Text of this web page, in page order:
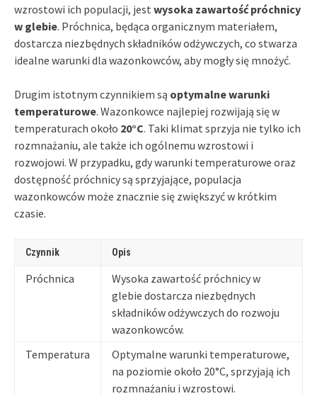
wzrostowi ich populacji, jest wysoka zawartość próchnicy
w glebie. Próchnica, będąca organicznym materiałem,
dostarcza niezbędnych składników odżywczych, co stwarza
idealne warunki dla wazonkowców, aby mogły się mnożyć.
Drugim istotnym czynnikiem są optymalne warunki
temperaturowe. Wazonkowce najlepiej rozwijają się w
temperaturach około 20°C. Taki klimat sprzyja nie tylko ich
rozmnażaniu, ale także ich ogólnemu wzrostowi i
rozwojowi. W przypadku, gdy warunki temperaturowe oraz
dostępność próchnicy są sprzyjające, populacja
wazonkowców może znacznie się zwiększyć w krótkim
czasie.
Czynnik Opis
Próchnica
Wysoka zawartość próchnicy w
glebie dostarcza niezbędnych
składników odżywczych do rozwoju
wazonkowców.
Temperatura
Optymalne warunki temperaturowe,
na poziomie około 20°C, sprzyjają ich
rozmnażaniu i wzrostowi.